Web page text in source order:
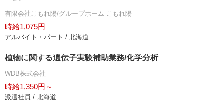
有限会社こもれ陽/グループホーム こもれ陽
時給1,075円
アルバイト・パート / 北海道
植物に関する遺伝子実験補助業務/化学分析
WDB株式会社
時給1,350円～
派遣社員 / 北海道